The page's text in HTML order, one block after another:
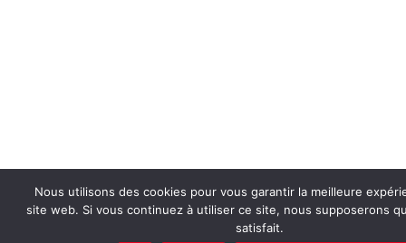
Nous utilisons des cookies pour vous garantir la meilleure
site web. Si vous continuez à utiliser ce site, nous supposerons
satisfait.